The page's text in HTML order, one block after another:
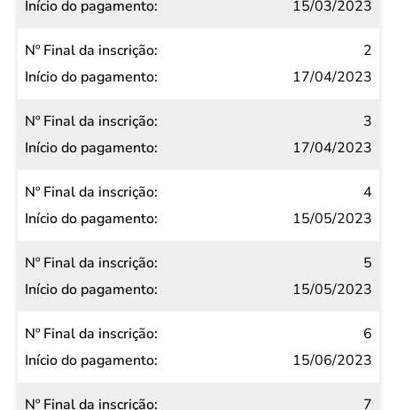
pagamento
15/03/2023
2
17/04/2023
3
17/04/2023
4
15/05/2023
5
15/05/2023
6
15/06/2023
7